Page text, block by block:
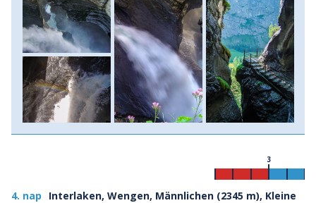
4. nap
Interlaken, Wengen, Männlichen (2345 m), Kleine
3